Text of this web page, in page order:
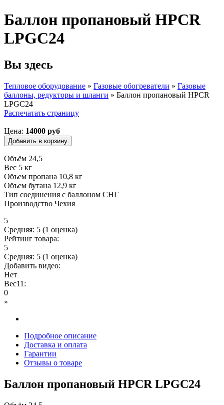
Баллон пропановый HPCR
LPGC24
Вы здесь
Тепловое оборудование » Газовые обогреватели » Газовые
баллоны, редукторы и шланги » Баллон пропановый HPCR
LPGC24
Распечатать страницу
Цена: 14000 руб
Объём 24,5
Вес 5 кг
Объем пропана 10,8 кг
Объем бутана 12,9 кг
Тип соединения с баллоном СНГ
Производство Чехия
5
Средняя: 5 (1 оценка)
Рейтинг товара:
5
Средняя: 5 (1 оценка)
Добавить видео:
Нет
Вес11:
0
»
Подробное описание
Доставка и оплата
Гарантии
Отзывы о товаре
Баллон пропановый HPCR LPGC24